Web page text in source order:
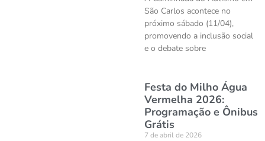
São Carlos acontece no
próximo sábado (11/04),
promovendo a inclusão social
e o debate sobre
Festa do Milho Água
Vermelha 2026:
Programação e Ônibus
Grátis
7 de abril de 2026